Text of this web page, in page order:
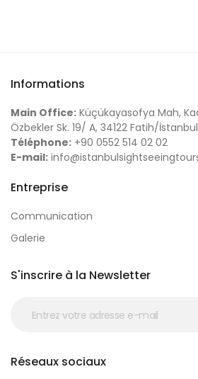
Informations
Main Office: Küçükayasofya Mah,
Özbekler Sk. 19/ A, 34122 Fatih/İstanbul
Téléphone: +90 0552 514 02 02
E-mail:
Entreprise
Communication
Galerie
S'inscrire à la Newsletter
Réseaux sociaux